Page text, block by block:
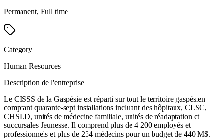
Permanent, Full time
Category
Human Resources
Description de l'entreprise
Le CISSS de la Gaspésie est réparti sur tout le territoire gaspésien
comptant quarante-sept installations incluant des hôpitaux, CLSC,
CHSLD, unités de médecine familiale, unités de réadaptation et
succursales Jeunesse. Il comprend plus de 4 200 employés et
professionnels et plus de 234 médecins pour un budget de 440 M$.